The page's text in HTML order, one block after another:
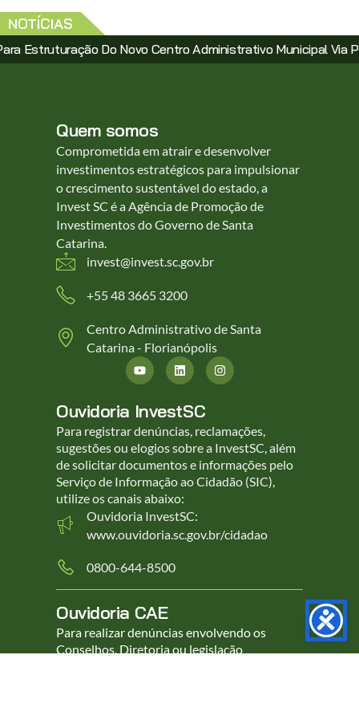
NOTÍCIAS
Centro Administrativo Municipal Via PPP Santa
Quem somos
Comprometida em atrair e desenvolver
investimentos estratégicos para impulsionar
o crescimento sustentável do estado, a
Invest SC é a Agência de Promoção de
Investimentos do Governo de Santa
Catarina.
invest@invest.sc.gov.br
+55 48 3665 3200
Centro Administrativo de Santa
Catarina - Florianópolis
Ouvidoria InvestSC
Para registrar denúncias, reclamações,
sugestões ou elogios sobre a InvestSC, além
de solicitar documentos e informações pelo
Serviço de Informação ao Cidadão (SIC),
utilize os canais abaixo:
Ouvidoria InvestSC:
www.ouvidoria.sc.gov.br/cidadao
0800-644-8500
Ouvidoria CAE
Para realizar denúncias envolvendo os
Conselhos, Diretoria ou legislação